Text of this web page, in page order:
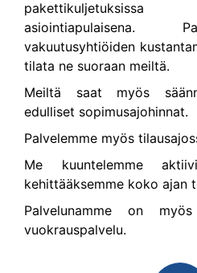
asiointiapulaisena.
vakuutusyhtiöiden
tilata ne suoraan meiltä.
Meiltä saat myös
edulliset sopimusajohinnat.
Palvelemme myös
Me kuuntelemme
kehittääksemme koko ajan
Palvelunamme on
vuokrauspalvelu.